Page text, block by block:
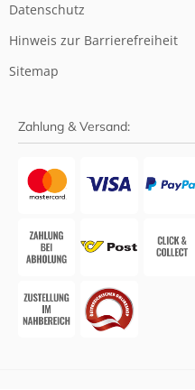
Datenschutz
Hinweis zur Barrierefreiheit
Sitemap
Zahlung & Versand: